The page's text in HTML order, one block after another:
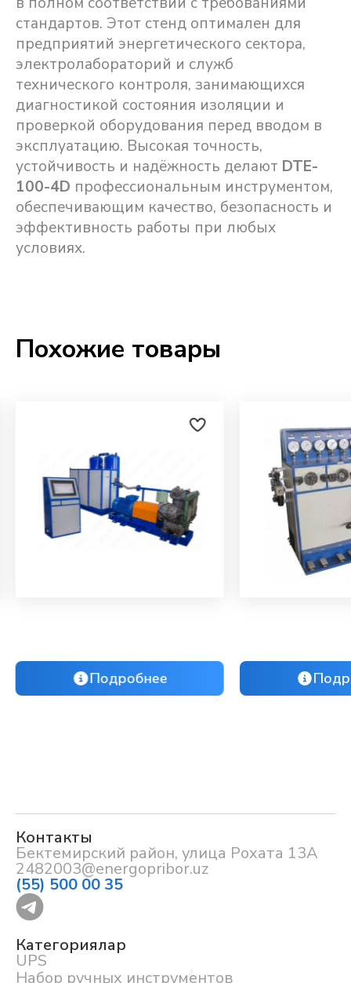
стандартов. Этот стенд оптимален для
предприятий энергетического сектора,
электролабораторий и служб
технического контроля, занимающихся
диагностикой состояния изоляции и
проверкой оборудования перед вводом в
эксплуатацию. Высокая точность,
устойчивость и надёжность делают DTE-
100-4D профессиональным инструментом,
обеспечивающим качество, безопасность и
эффективность работы при любых
условиях.
Похожие товары
Подробнее
Контакты
Бектемирский район, улица Рохата 13А
2482003@energopribor.uz
(55) 500 00 35
Категориялар
UPS
Набор ручных инструментов